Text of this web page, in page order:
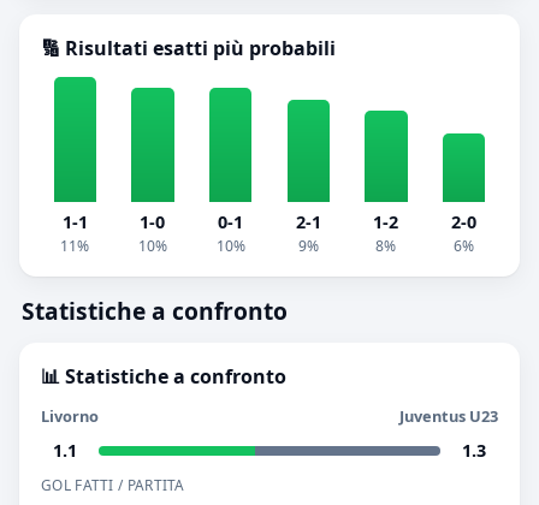
🔢 Risultati esatti più probabili
1-1
11%
1-0
10%
0-1
10%
2-1
9%
1-2
8%
2-0
6%
Statistiche a confronto
📊 Statistiche a confronto
Livorno Juventus U23
1.1 1.3
GOL FATTI / PARTITA